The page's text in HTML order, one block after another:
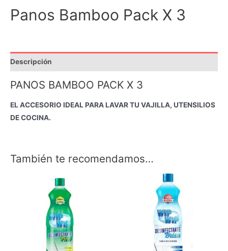
Panos Bamboo Pack X 3
Descripción
PANOS BAMBOO PACK X 3
EL ACCESORIO IDEAL PARA LAVAR TU VAJILLA, UTENSILIOS
DE COCINA.
También te recomendamos…